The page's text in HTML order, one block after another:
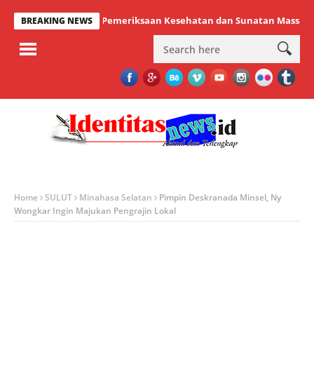
BREAKING NEWS
Gelar Pemeriksaan Kesehatan dan Sunatan Massal Gratis
Home SULUT Minahasa Selatan
Pimpin Deskranada Minsel, Ny
Wongkar Ingin Majukan Pengrajin Lokal